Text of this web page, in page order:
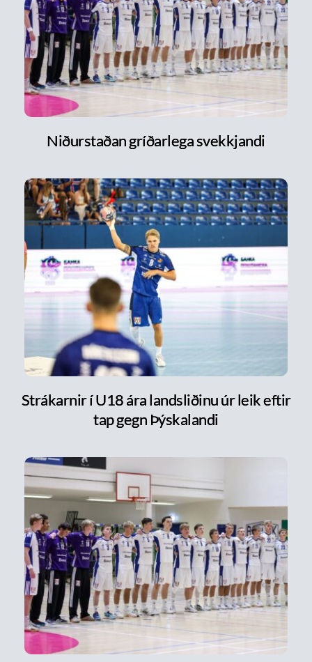
Niðurstaðan gríðarlega svekkjandi
Strákarnir í U18 ára landsliðinu úr leik eftir
tap gegn Þýskalandi